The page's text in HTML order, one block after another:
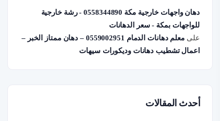
دهان واجهات خارجية مكة 0558344890 - رشة خارجية
للواجهات بمكة - سعر الدهانات
على
معلم دهانات الدمام 0559002951 – دهان ممتاز الخبر –
اعمال تشطيب دهانات وديكورات سيهات
أحدث المقالات